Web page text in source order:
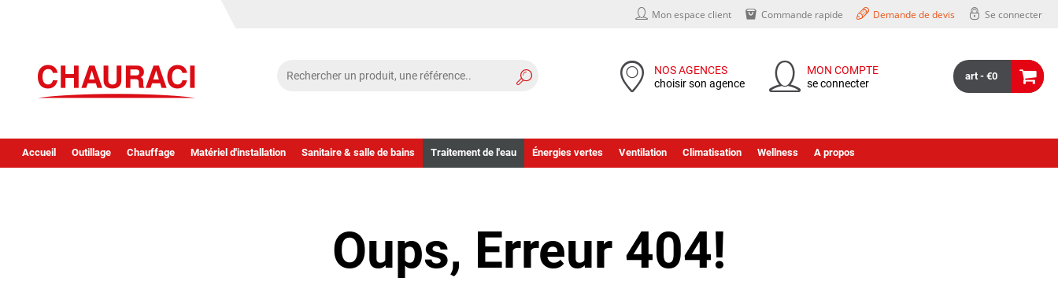
Mon espace client Commande rapide Demande de devis Se connecter
NOS AGENCES
choisir son agence
MON COMPTE
se connecter
art - €0
Accueil Outillage Chauffage Matériel d'installation Sanitaire & salle de bains Traitement de l'eau Énergies vertes Ventilation Climatisation Wellness A propos
Oups, Erreur 404!